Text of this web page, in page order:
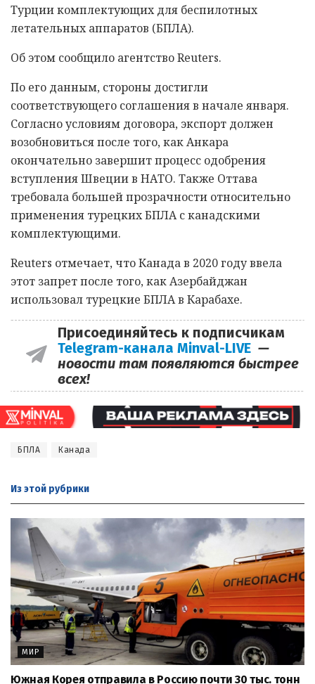
Турции комплектующих для беспилотных
летательных аппаратов (БПЛА).
Об этом сообщило агентство Reuters.
По его данным, стороны достигли
соответствующего соглашения в начале января.
Согласно условиям договора, экспорт должен
возобновиться после того, как Анкара
окончательно завершит процесс одобрения
вступления Швеции в НАТО. Также Оттава
требовала большей прозрачности относительно
применения турецких БПЛА с канадскими
комплектующими.
Reuters отмечает, что Канада в 2020 году ввела
этот запрет после того, как Азербайджан
использовал турецкие БПЛА в Карабахе.
Присоединяйтесь к подписчикам
Telegram-канала Minval-LIVE —
новости там появляются быстрее
всех!
БПЛА Канада
Из этой рубрики
МИР
Южная Корея отправила в Россию почти 30 тыс. тонн